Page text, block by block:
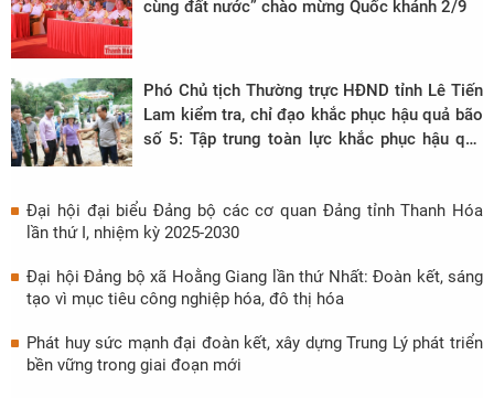
cùng đất nước” chào mừng Quốc khánh 2/9
Phó Chủ tịch Thường trực HĐND tỉnh Lê Tiến
Lam kiểm tra, chỉ đạo khắc phục hậu quả bão
số 5: Tập trung toàn lực khắc phục hậu quả
Đại hội đại biểu Đảng bộ các cơ quan Đảng tỉnh Thanh Hóa
lần thứ I, nhiệm kỳ 2025-2030
Đại hội Đảng bộ xã Hoằng Giang lần thứ Nhất: Đoàn kết, sáng
tạo vì mục tiêu công nghiệp hóa, đô thị hóa
Phát huy sức mạnh đại đoàn kết, xây dựng Trung Lý phát triển
bền vững trong giai đoạn mới